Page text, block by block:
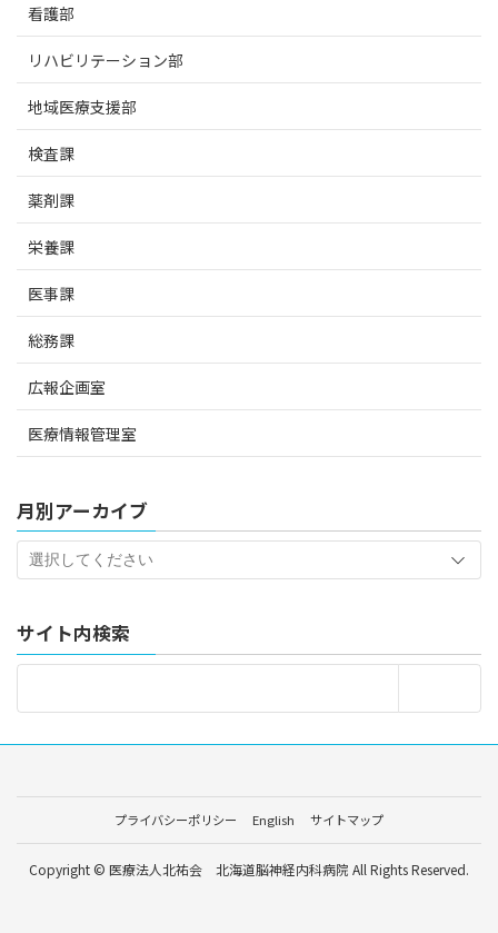
看護部
リハビリテーション部
地域医療支援部
検査課
薬剤課
栄養課
医事課
総務課
広報企画室
医療情報管理室
月別アーカイブ
サイト内検索
プライバシーポリシー English サイトマップ
Copyright © 医療法人北祐会 北海道脳神経内科病院 All Rights Reserved.